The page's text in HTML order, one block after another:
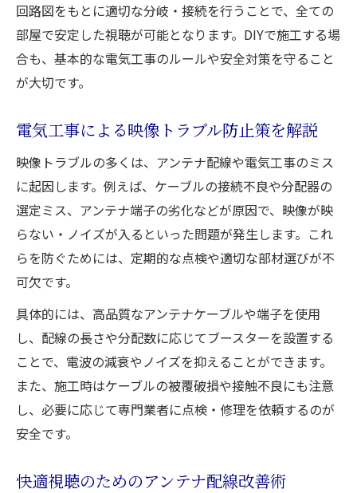
回路図をもとに適切な分岐・接続を行うことで、全ての
部屋で安定した視聴が可能となります。DIYで施工する場
合も、基本的な電気工事のルールや安全対策を守ること
が大切です。
電気工事による映像トラブル防止策を解説
映像トラブルの多くは、アンテナ配線や電気工事のミス
に起因します。例えば、ケーブルの接続不良や分配器の
選定ミス、アンテナ端子の劣化などが原因で、映像が映
らない・ノイズが入るといった問題が発生します。これ
らを防ぐためには、定期的な点検や適切な部材選びが不
可欠です。
具体的には、高品質なアンテナケーブルや端子を使用
し、配線の長さや分配数に応じてブースターを設置する
ことで、電波の減衰やノイズを抑えることができます。
また、施工時はケーブルの被覆破損や接触不良にも注意
し、必要に応じて専門業者に点検・修理を依頼するのが
安全です。
快適視聴のためのアンテナ配線改善術